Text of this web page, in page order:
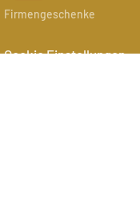
Firmengeschenke
Cookie Einstellungen